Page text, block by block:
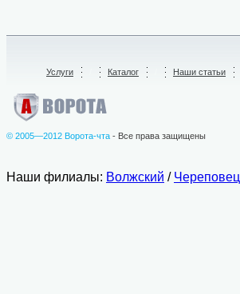
Услуги Каталог Наши статьи
© 2005—2012 Ворота-чта - Все права защищены
Наши филиалы: Волжский / Череповец